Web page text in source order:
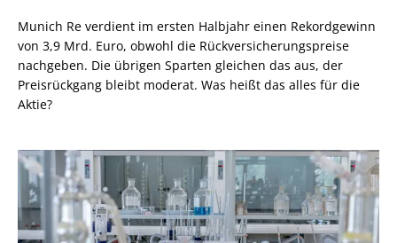
Munich Re verdient im ersten Halbjahr einen Rekordgewinn
von 3,9 Mrd. Euro, obwohl die Rückversicherungspreise
nachgeben. Die übrigen Sparten gleichen das aus, der
Preisrückgang bleibt moderat. Was heißt das alles für die
Aktie?